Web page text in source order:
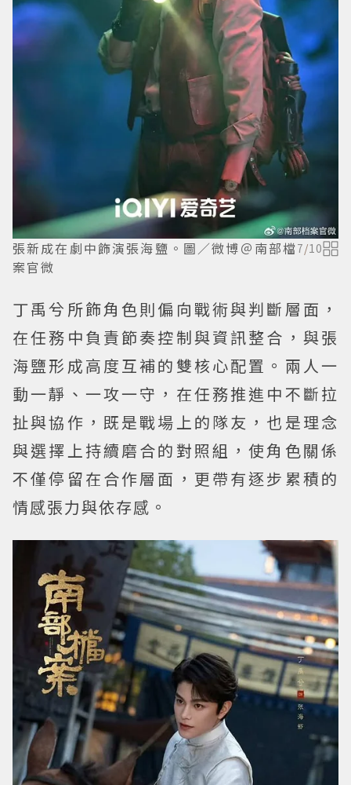
張新成在劇中飾演張海鹽。圖／微博＠南部檔
案官微
7/10
丁禹兮所飾角色則偏向戰術與判斷層面，
在任務中負責節奏控制與資訊整合，與張
海鹽形成高度互補的雙核心配置。兩人一
動一靜、一攻一守，在任務推進中不斷拉
扯與協作，既是戰場上的隊友，也是理念
與選擇上持續磨合的對照組，使角色關係
不僅停留在合作層面，更帶有逐步累積的
情感張力與依存感。